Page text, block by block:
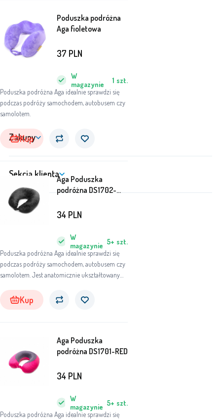
Poduszka podróżna
Aga fioletowa
Poduszka podróżna Aga idealnie sprawdzi się
podczas podróży samochodem, autobusem czy
samolotem.
W
magazynie
1 szt.
37 PLN
Kup
Aga Poduszka
podróżna DS1702-
Poduszka podróżna Aga idealnie sprawdzi się
podczas podróży samochodem, autobusem czy
samolotem. Jest anatomicznie ukształtowany
dotyku pluszowemu pokrowcowi będziesz
wygodnie spać na poduszce.
W
magazynie 5+ szt.
34 PLN
Kup
Aga Poduszka
podróżna DS1701-RED
Poduszka podróżna Aga idealnie sprawdzi się
W
magazynie 5+ szt.
34 PLN
Zakupy
Sekcja klienta